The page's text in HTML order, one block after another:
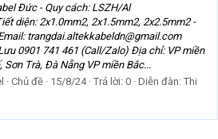
Đức - Quy cách: LSZH/Al
diện: 2x1.0mm2, 2x1.5mm2, 2x2.5mm2 -
trangdai.altekkabeldn@gmail.com
0901 741 461 (Call/Zalo) Địa chỉ: VP miền
Sơn Trà, Đà Nẵng VP miền Bắc...
Chủ đề 15/8/24 Trả lời: 0 Diễn đàn: Thi